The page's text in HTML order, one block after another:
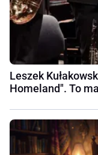
Leszek
Homeland". To